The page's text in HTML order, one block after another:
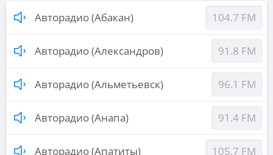
Авторадио (Абакан) 104.7 FM
Авторадио (Александров) 91.8 FM
Авторадио (Альметьевск) 96.1 FM
Авторадио (Анапа) 91.4 FM
Авторадио (Апатиты) 105.7 FM